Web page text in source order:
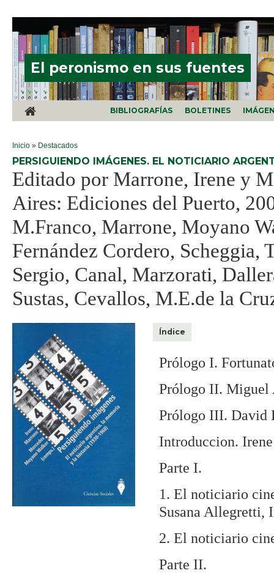
El peronismo en sus fuentes
BIBLIOGRAFÍAS BOLETINES
SE ENCUENTRA USTED AQUÍ
Inicio » Destacados
PERSIGUIENDO IMÁGENES. EL NOTICIARIO
Editado por Marrone, Irene y
Aires: Ediciones del Puerto,
M.Franco, Marrone, Moyano
Fernández Cordero, Scheggia,
Sergio, Canal, Marzorati,
Sustas, Cevallos, M.E.de la
Índice
Prólogo I.
Prólogo II. Miguel
Prólogo III. David
Introduccion.
Parte I.
1. El noticiario
Susana Allegretti,
2. El noticiario
Parte II.